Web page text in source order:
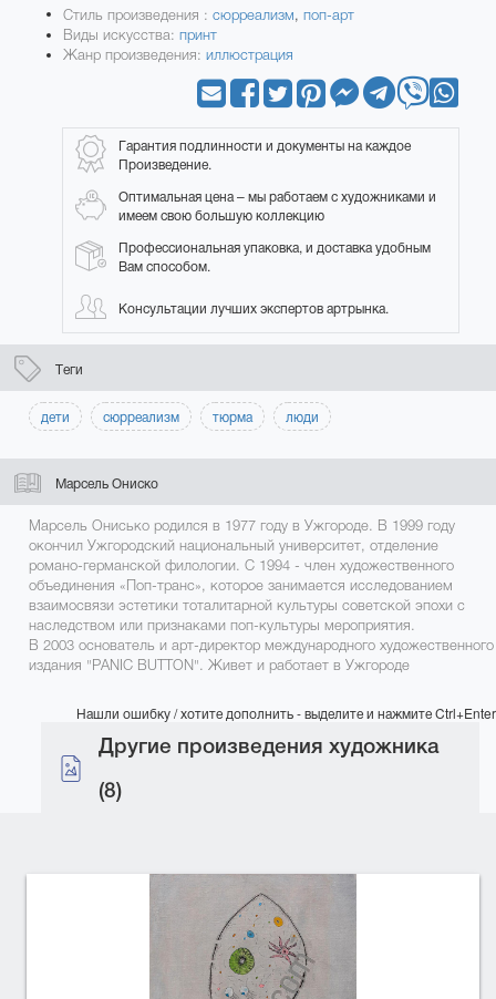
Стиль произведения : сюрреализм,поп-арт
Виды искусства:принт
Жанр произведения: иллюстрация
Гарантия подлинности и документы на каждое
Произведение.
Оптимальная цена – мы работаем с художниками и
имеем свою большую коллекцию
Профессиональная упаковка, и доставка удобным
Вам способом.
Консультации лучших экспертов артрынка.
Теги
дети сюрреализм тюрма люди
Марсель Ониско
Марсель Онисько родился в 1977 году в Ужгороде. В 1999 году
окончил Ужгородский национальный университет, отделение
романо-германской филологии. С 1994 - член художественного
объединения «Поп-транс», которое занимается исследованием
взаимосвязи эстетики тоталитарной культуры советской эпохи с
наследством или признаками поп-культуры мероприятия.
В 2003 основатель и арт-директор международного художественного
издания "PANIC BUTTON". Живет и работает в Ужгороде
Нашли ошибку / хотите дополнить - выделите и нажмите Ctrl+Enter
Другие произведения художника
(8)